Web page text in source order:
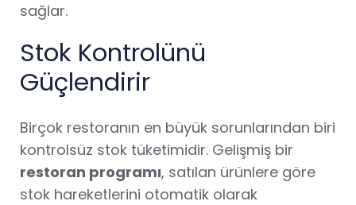
sağlar.
Stok Kontrolünü
Güçlendirir
Birçok restoranın en büyük sorunlarından biri
kontrolsüz stok tüketimidir. Gelişmiş bir
restoran programı, satılan ürünlere göre
stok hareketlerini otomatik olarak